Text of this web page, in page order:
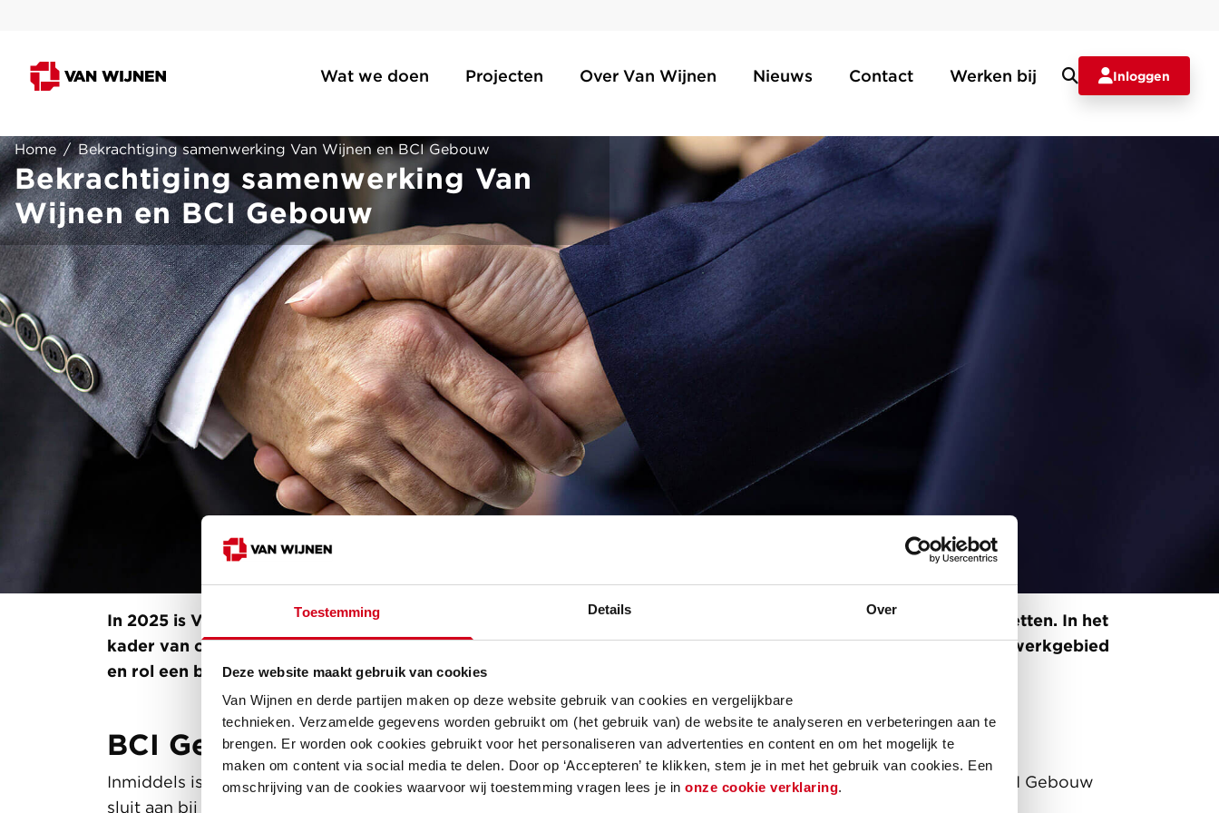
Toestemming Details Over
Deze website maakt gebruik van cookies
Van Wijnen en derde partijen maken op deze website gebruik van cookies en vergelijkbare
technieken. Verzamelde gegevens worden gebruikt om (het gebruik van) de website te analyseren en verbeteringen aan te
brengen. Er worden ook cookies gebruikt voor het personaliseren van advertenties en content en om het mogelijk te
maken om content via social media te delen. Door op ‘Accepteren’ te klikken, stem je in met het gebruik van cookies. Een
omschrijving van de cookies waarvoor wij toestemming vragen lees je in onze cookie verklaring.
Wat we doen Projecten Over Van Wijnen Nieuws Contact Werken bij Inloggen
Home / Bekrachtiging samenwerking Van Wijnen en BCI Gebouw
Bekrachtiging samenwerking Van
Wijnen en BCI Gebouw
In 2025 is Van Wijnen afvalvrij. Dit is een torenhoge, maar noodzakelijke, ambitie waar we ons samen voor inzetten. In het
kader van continu verbeteren hebben 21 collega’s de afgelopen maanden onderzocht hoe zij vanuit hun eigen werkgebied
en rol een bijdrage kunnen leveren aan deze doelstelling.
BCI Gebouw en platform CB’23
Inmiddels is dit meetinstrument breder uitgerold op de markt en is de meetmethode verder geoptimaliseerd. BCI Gebouw
sluit aan bij de uniforme, effectieve meetmeethode zoals deze door platform CB’23 is ontwikkeld samen met